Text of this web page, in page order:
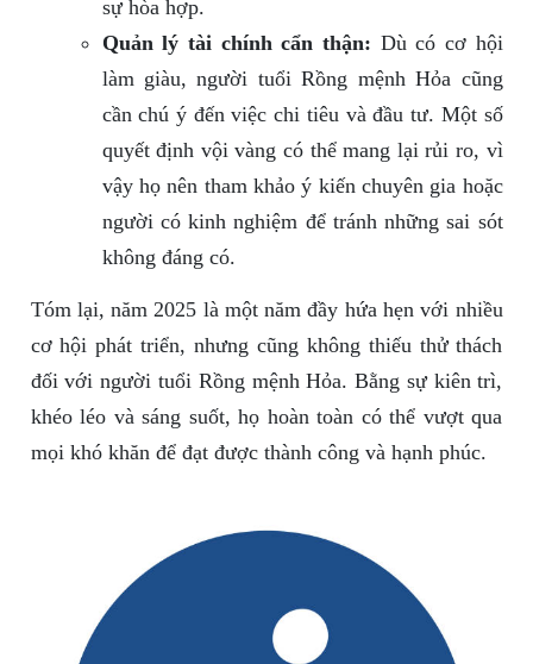
sự hòa hợp.
Quản lý tài chính cẩn thận: Dù có cơ hội
làm giàu, người tuổi Rồng mệnh Hỏa cũng
cần chú ý đến việc chi tiêu và đầu tư. Một số
quyết định vội vàng có thể mang lại rủi ro, vì
vậy họ nên tham khảo ý kiến chuyên gia hoặc
người có kinh nghiệm để tránh những sai sót
không đáng có.
Tóm lại, năm 2025 là một năm đầy hứa hẹn với nhiều
cơ hội phát triển, nhưng cũng không thiếu thử thách
đối với người tuổi Rồng mệnh Hỏa. Bằng sự kiên trì,
khéo léo và sáng suốt, họ hoàn toàn có thể vượt qua
mọi khó khăn để đạt được thành công và hạnh phúc.